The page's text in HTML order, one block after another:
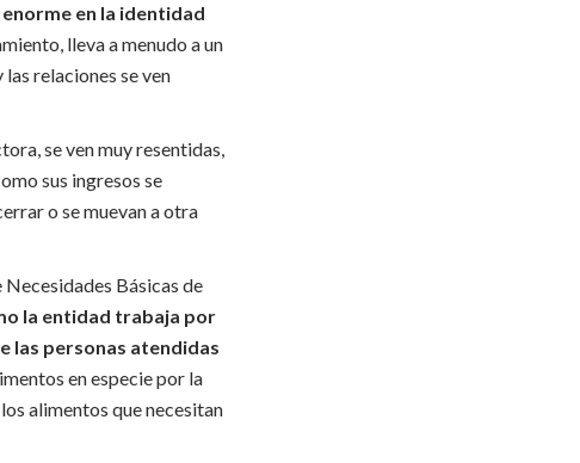
en la identidad
lleva a menudo a un
relaciones se ven
se ven muy resentidas,
sus ingresos se
o se muevan a otra
Básicas de
la entidad trabaja por
las personas atendidas
en especie por la
alimentos que necesitan